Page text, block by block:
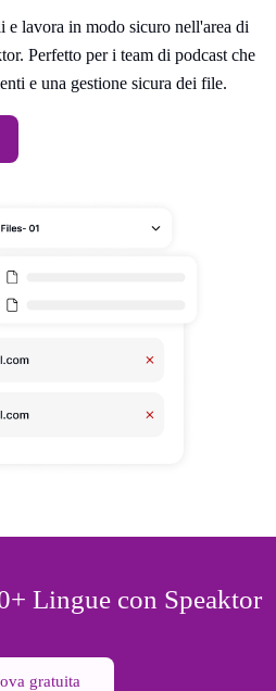
e lavora in modo sicuro nell'area di
Perfetto per i team di podcast che
e una gestione sicura dei file.
Lingue con Speaktor
gratuita